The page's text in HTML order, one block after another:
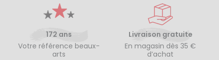
172 ans
Votre référence beaux-
arts
Livraison gratuite
En magasin dès 35 €
d’achat